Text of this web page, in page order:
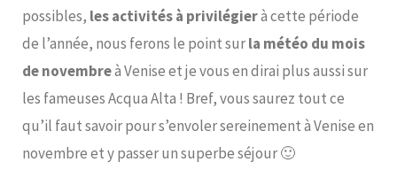
possibles, les activités à privilégierà cette période
de l’année, nous ferons le point surla météo du mois
de novembreà Venise et je vous en dirai plus aussi sur
les fameuses Acqua Alta ! Bref, vous saurez tout ce
qu’il faut savoir pour s’envoler sereinement à Venise en
novembre et y passer un superbe séjour 🙂